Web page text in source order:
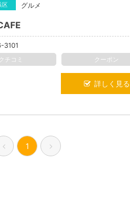
区 グルメ
3101
クチコミ クーポン
詳しく見る
1